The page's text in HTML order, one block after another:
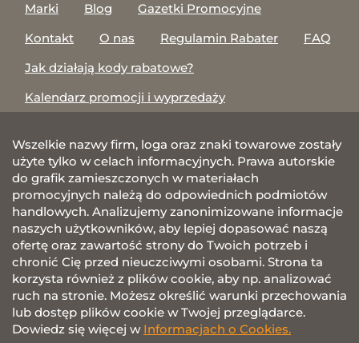
Marki
Blog
Gazetki Promocyjne
Kontakt
O nas Regulamin Rabater
FAQ
Jak działają kody rabatowe?
Kalendarz promocji i wyprzedaży
Wszelkie nazwy firm, loga oraz znaki towarowe zostały
użyte tylko w celach informacyjnych. Prawa autorskie
do grafik zamieszczonych w materiałach
promocyjnych należą do odpowiednich podmiotów
handlowych. Analizujemy zanonimizowane informacje
naszych użytkowników, aby lepiej dopasować naszą
ofertę oraz zawartość strony do Twoich potrzeb i
chronić Cię przed nieuczciwymi osobami. Strona ta
korzysta również z plików cookie, aby np. analizować
ruch na stronie. Możesz określić warunki przechowania
lub dostęp plików cookie w Twojej przeglądarce.
Dowiedz się więcej w Informacjach o Cookies.